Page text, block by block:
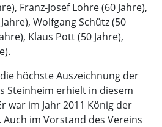
Franz-Josef Lohre (60 Jahre),
Wolfgang Schütz (50
Klaus Pott (50 Jahre),
höchste Auszeichnung der
Steinheim erhielt in diesem
war im Jahr 2011 König der
im Vorstand des Vereins